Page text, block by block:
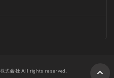
式会社 All rights reserved.